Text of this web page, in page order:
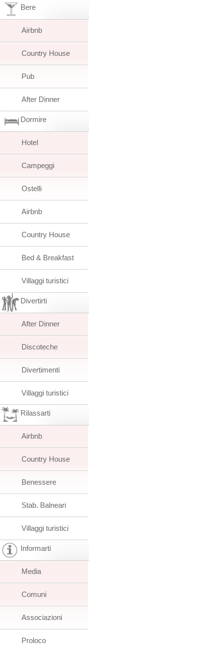
Bere
Airbnb
Country House
Pub
After Dinner
Dormire
Hotel
Campeggi
Ostelli
Airbnb
Country House
Bed & Breakfast
Villaggi turistici
Divertirti
After Dinner
Discoteche
Divertimenti
Villaggi turistici
Rilassarti
Airbnb
Country House
Benessere
Stab. Balneari
Villaggi turistici
Informarti
Media
Comuni
Associazioni
Proloco